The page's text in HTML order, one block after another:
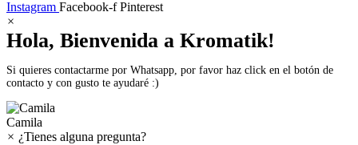
Instagram Facebook-f Pinterest
×
Hola, Bienvenida a Kromatik!
Si quieres contactarme por Whatsapp, por favor haz click en el botón de
contacto y con gusto te ayudaré :)
Camila
× ¿Tienes alguna pregunta?